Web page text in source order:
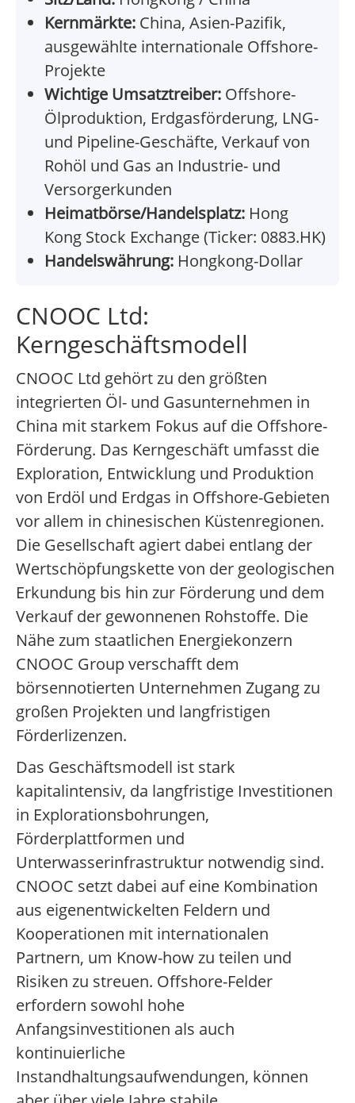
Kernmärkte: China, Asien-Pazifik,
ausgewählte internationale Offshore-
Projekte
Wichtige Umsatztreiber: Offshore-
Ölproduktion, Erdgasförderung, LNG-
und Pipeline-Geschäfte, Verkauf von
Rohöl und Gas an Industrie- und
Versorgerkunden
Heimatbörse/Handelsplatz: Hong
Kong Stock Exchange (Ticker: 0883.HK)
Handelswährung: Hongkong-Dollar
CNOOC Ltd:
Kerngeschäftsmodell
CNOOC Ltd gehört zu den größten
integrierten Öl- und Gasunternehmen in
China mit starkem Fokus auf die Offshore-
Förderung. Das Kerngeschäft umfasst die
Exploration, Entwicklung und Produktion
von Erdöl und Erdgas in Offshore-Gebieten
vor allem in chinesischen Küstenregionen.
Die Gesellschaft agiert dabei entlang der
Wertschöpfungskette von der geologischen
Erkundung bis hin zur Förderung und dem
Verkauf der gewonnenen Rohstoffe. Die
Nähe zum staatlichen Energiekonzern
CNOOC Group verschafft dem
börsennotierten Unternehmen Zugang zu
großen Projekten und langfristigen
Förderlizenzen.
Das Geschäftsmodell ist stark
kapitalintensiv, da langfristige Investitionen
in Explorationsbohrungen,
Förderplattformen und
Unterwasserinfrastruktur notwendig sind.
CNOOC setzt dabei auf eine Kombination
aus eigenentwickelten Feldern und
Kooperationen mit internationalen
Partnern, um Know-how zu teilen und
Risiken zu streuen. Offshore-Felder
erfordern sowohl hohe
Anfangsinvestitionen als auch
kontinuierliche
Instandhaltungsaufwendungen, können